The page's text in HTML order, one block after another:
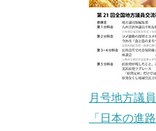
月号地方議
「日本の進